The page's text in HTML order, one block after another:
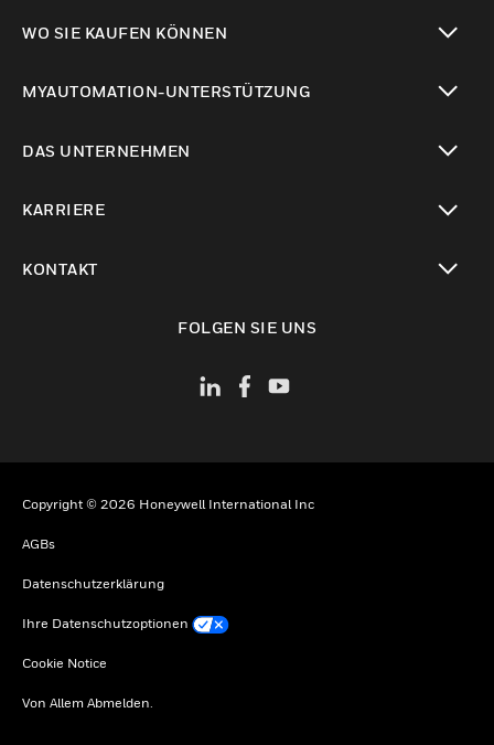
WO SIE KAUFEN KÖNNEN
MYAUTOMATION-UNTERSTÜTZUNG
DAS UNTERNEHMEN
KARRIERE
KONTAKT
FOLGEN SIE UNS
Copyright © 2026 Honeywell International Inc
AGBs
Datenschutzerklärung
Ihre Datenschutzoptionen
Cookie Notice
Von Allem Abmelden.